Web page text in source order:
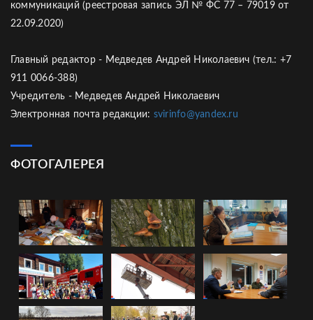
коммуникаций (реестровая запись ЭЛ № ФС 77 – 79019 от
22.09.2020)
Главный редактор - Медведев Андрей Николаевич (тел.: +7
911 0066-388)
Учредитель - Медведев Андрей Николаевич
Электронная почта редакции: svirinfo@yandex.ru
ФОТОГАЛЕРЕЯ